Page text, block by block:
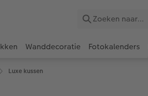
Wanddecoratie Fotokalenders
Luxe kussen